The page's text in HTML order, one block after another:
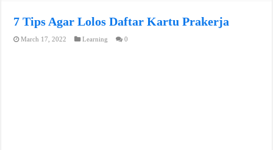
7 Tips Agar Lolos Daftar Kartu Prakerja
March 17, 2022 Learning 0